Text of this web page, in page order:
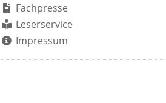
Fachpresse
Leserservice
Impressum